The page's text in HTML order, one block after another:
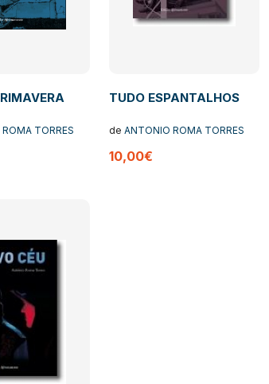
TORRES
TUDO ESPANTALHOS
de ANTONIO ROMA TORRES
10,00€